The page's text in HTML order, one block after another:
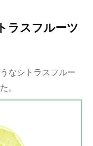
ラスフルーツ
なシトラスフルー
。